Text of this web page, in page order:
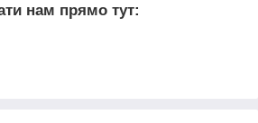
нам прямо тут: